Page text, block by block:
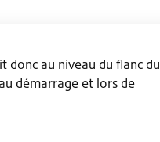
donc au niveau du flanc du
démarrage et lors de